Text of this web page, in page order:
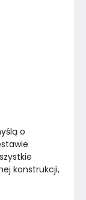
o
konstrukcji,